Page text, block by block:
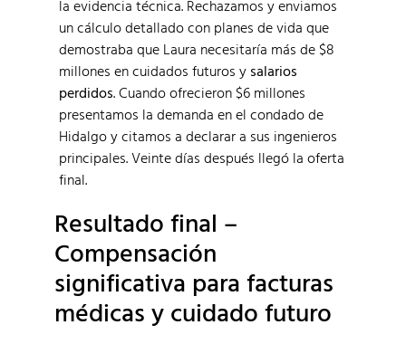
la evidencia técnica. Rechazamos y enviamos
un cálculo detallado con planes de vida que
demostraba que Laura necesitaría más de $8
millones en cuidados futuros y salarios
perdidos. Cuando ofrecieron $6 millones
presentamos la demanda en el condado de
Hidalgo y citamos a declarar a sus ingenieros
principales. Veinte días después llegó la oferta
final.
Resultado final –
Compensación
significativa para facturas
médicas y cuidado futuro